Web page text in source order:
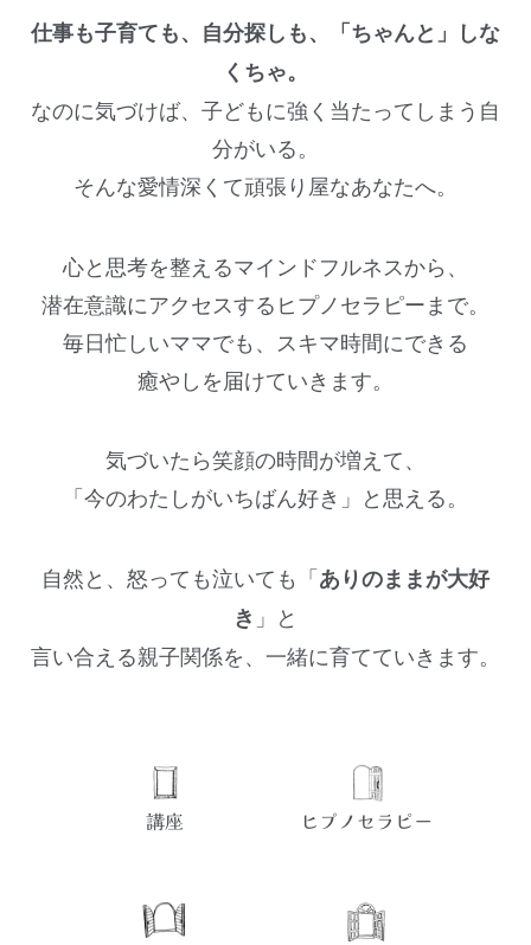
仕事も子育ても、自分探しも、「ちゃんと」しな
くちゃ。
なのに気づけば、子どもに強く当たってしまう自
分がいる。
そんな愛情深くて頑張り屋なあなたへ。
心と思考を整えるマインドフルネスから、
潜在意識にアクセスするヒプノセラピーまで。
毎日忙しいママでも、スキマ時間にできる
癒やしを届けていきます。
気づいたら笑顔の時間が増えて、
「今のわたしがいちばん好き」と思える。
自然と、怒っても泣いても「ありのままが大好
き 」と
言い合える親子関係を、一緒に育てていきます。